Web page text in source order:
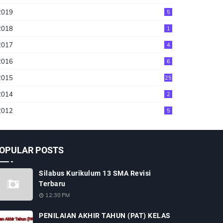
5
1
4
6
25
2
5
POSTS
Silabus Kurikulum 13 SMA Revisi
Terbaru
12:30 PM
PENILAIAN AKHIR TAHUN (PAT) KELAS